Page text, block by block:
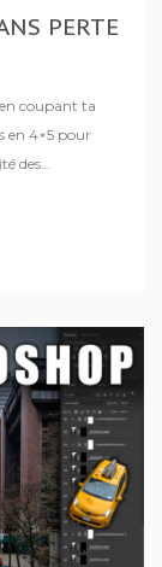
PERTE
coupant ta
en 4×5 pour
des